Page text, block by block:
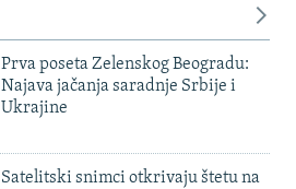
Prva poseta Zelenskog Beogradu:
Najava jačanja saradnje Srbije i
Ukrajine
Satelitski snimci otkrivaju štetu na